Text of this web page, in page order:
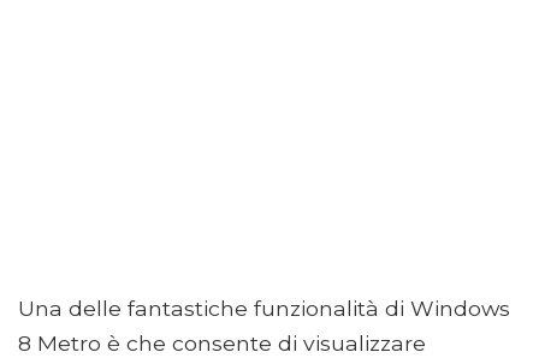
Una delle fantastiche funzionalità di Windows
8 Metro è che consente di visualizzare